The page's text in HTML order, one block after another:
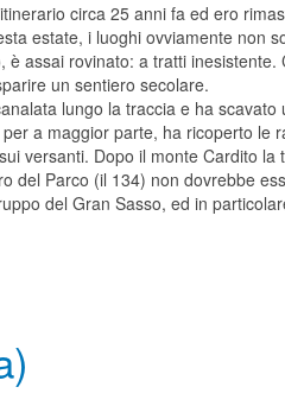
circa 25 anni fa ed ero
estate, i luoghi ovviamente non
è assai rovinato: a tratti
un sentiero secolare.
lungo la traccia e ha
a maggior parte, ha ricoperto
versanti. Dopo il monte Cardito
del Parco (il 134) non dovrebbe
del Gran Sasso, ed in